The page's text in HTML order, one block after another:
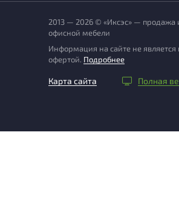
2013 — 2026 © «Иксэс» — продажа
офисной мебели
Информация на сайте не является
офертой. Подробнее
Карта сайта Полная